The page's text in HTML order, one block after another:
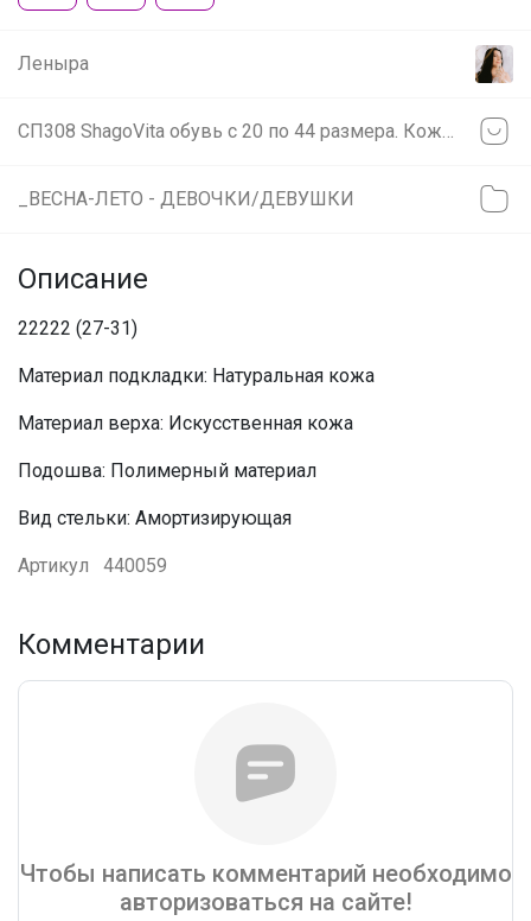
Леныра
_ВЕСНА-ЛЕТО - ДЕВОЧКИ/ДЕВУШКИ
Описание
22222 (27-31)
Материал подкладки: Натуральная кожа
Материал верха: Искусственная кожа
Подошва: Полимерный материал
Вид стельки: Амортизирующая
Артикул 440059
Комментарии
Чтобы написать комментарий необходимо
авторизоваться на сайте!